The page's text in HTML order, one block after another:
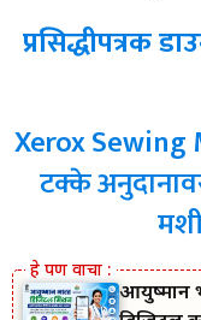
प्रसिद्धीपत्रक
Xerox Sewing
टक्के
आयुष्मान